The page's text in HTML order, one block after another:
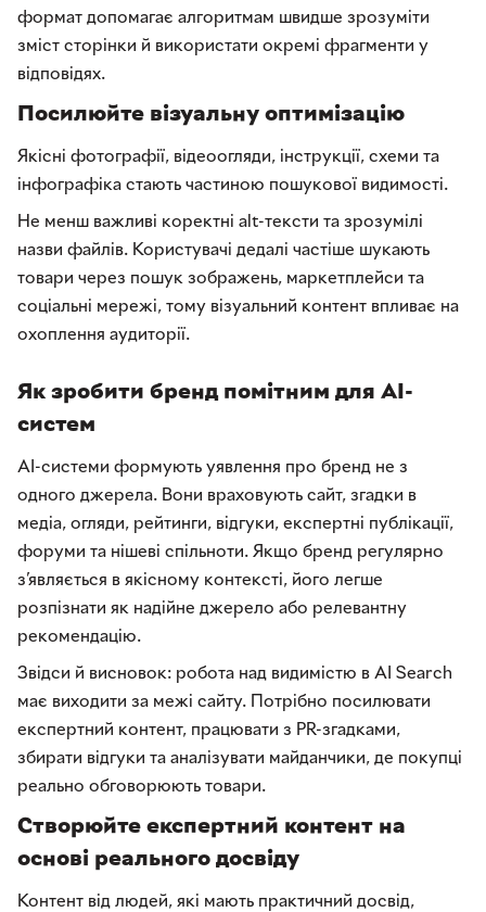
формат допомагає алгоритмам швидше зрозуміти
зміст сторінки й використати окремі фрагменти у
відповідях.
Посилюйте візуальну оптимізацію
Якісні фотографії, відеоогляди, інструкції, схеми та
інфографіка стають частиною пошукової видимості.
Не менш важливі коректні alt-тексти та зрозумілі
назви файлів. Користувачі дедалі частіше шукають
товари через пошук зображень, маркетплейси та
соціальні мережі, тому візуальний контент впливає на
охоплення аудиторії.
Як зробити бренд помітним для AI-
систем
AI-системи формують уявлення про бренд не з
одного джерела. Вони враховують сайт, згадки в
медіа, огляди, рейтинги, відгуки, експертні публікації,
форуми та нішеві спільноти. Якщо бренд регулярно
з’являється в якісному контексті, його легше
розпізнати як надійне джерело або релевантну
рекомендацію.
Звідси й висновок: робота над видимістю в AI Search
має виходити за межі сайту. Потрібно посилювати
експертний контент, працювати з PR-згадками,
збирати відгуки та аналізувати майданчики, де покупці
реально обговорюють товари.
Створюйте експертний контент на
основі реального досвіду
Контент від людей, які мають практичний досвід,